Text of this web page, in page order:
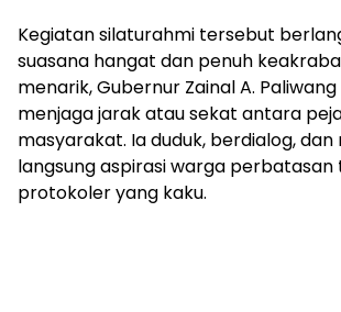
Kegiatan silaturahmi tersebut
suasana hangat dan penuh
menarik, Gubernur Zainal A.
menjaga jarak atau sekat antara
masyarakat. Ia duduk, berdialog,
langsung aspirasi warga perbatasan
protokoler yang kaku.